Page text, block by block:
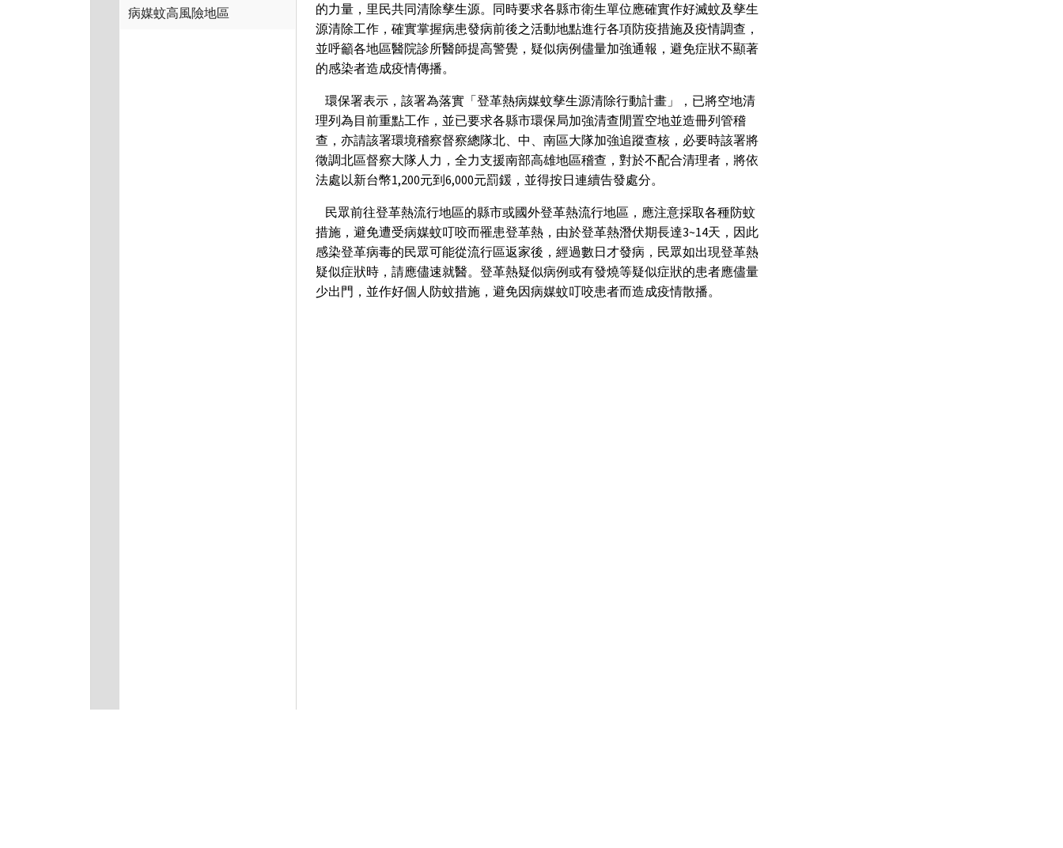
病媒蚊高風險地區
的力量，里民共同清除孳生源。同時要求各縣市衛生單位應確實作好滅蚊及孳生
源清除工作，確實掌握病患發病前後之活動地點進行各項防疫措施及疫情調查，
並呼籲各地區醫院診所醫師提高警覺，疑似病例儘量加強通報，避免症狀不顯著
的感染者造成疫情傳播。
環保署表示，該署為落實「登革熱病媒蚊孳生源清除行動計畫」，已將空地清
理列為目前重點工作，並已要求各縣市環保局加強清查閒置空地並造冊列管稽
查，亦請該署環境稽察督察總隊北、中、南區大隊加強追蹤查核，必要時該署將
徵調北區督察大隊人力，全力支援南部高雄地區稽查，對於不配合清理者，將依
法處以新台幣1,200元到6,000元罰鍰，並得按日連續告發處分。
民眾前往登革熱流行地區的縣市或國外登革熱流行地區，應注意採取各種防蚊
措施，避免遭受病媒蚊叮咬而罹患登革熱，由於登革熱潛伏期長達3~14天，因此
感染登革病毒的民眾可能從流行區返家後，經過數日才發病，民眾如出現登革熱
疑似症狀時，請應儘速就醫。登革熱疑似病例或有發燒等疑似症狀的患者應儘量
少出門，並作好個人防蚊措施，避免因病媒蚊叮咬患者而造成疫情散播。